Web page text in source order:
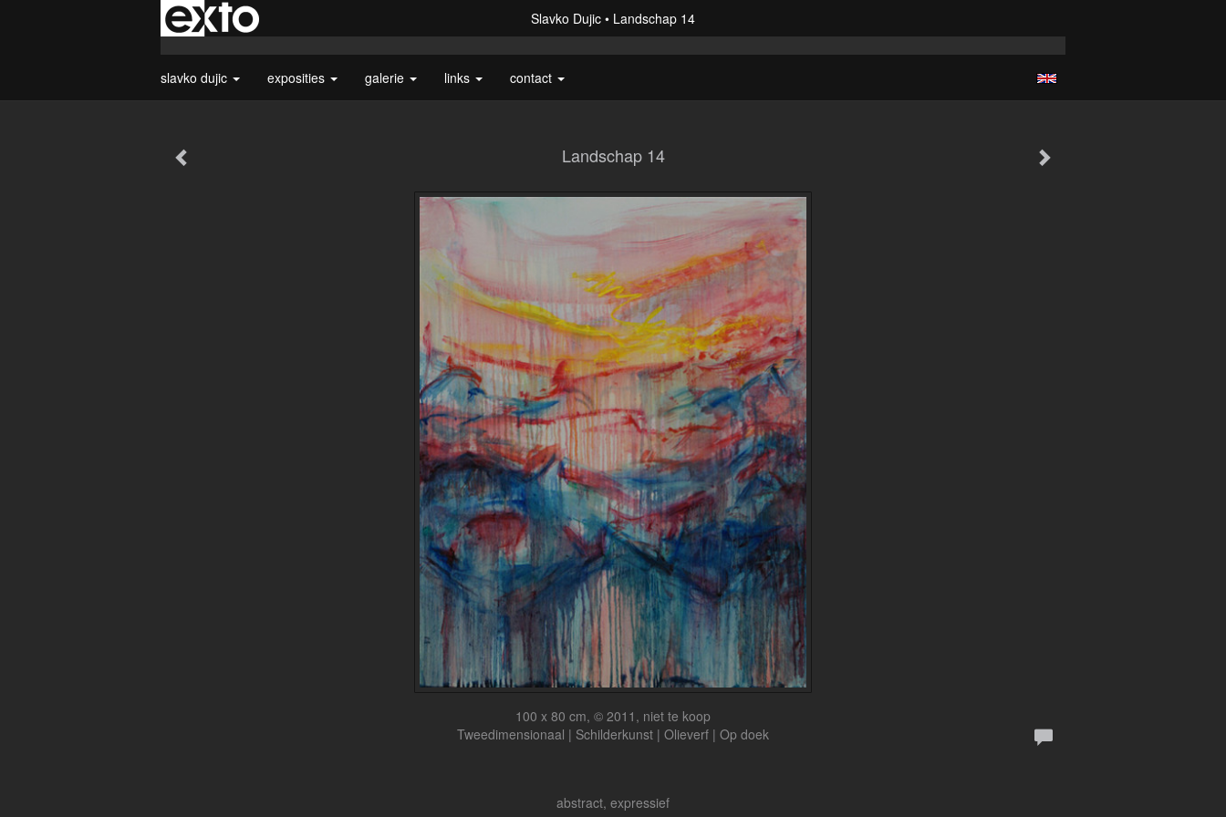
Slavko Dujic Landschap 14
slavko dujic exposities galerie links contact
Landschap 14
100 x 80 cm, © 2011, niet te koop
Tweedimensionaal | Schilderkunst | Olieverf | Op doek
abstract, expressief